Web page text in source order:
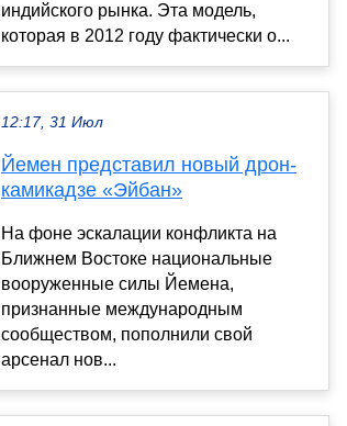
индийского рынка. Эта модель,
которая в 2012 году фактически о...
12:17, 31 Июл
Йемен представил новый дрон-
камикадзе «Эйбан»
На фоне эскалации конфликта на
Ближнем Востоке национальные
вооруженные силы Йемена,
признанные международным
сообществом, пополнили свой
арсенал нов...